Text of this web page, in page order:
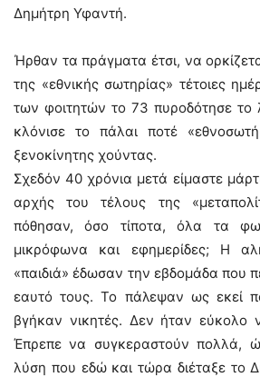
Δημήτρη Υφαντή.
Ήρθαν τα πράγματα έτσι, να
της «εθνικής σωτηρίας» τέτοιες
των φοιτητών το 73 πυροδότησε το
κλόνισε το πάλαι ποτέ
ξενοκίνητης χούντας.
Σχεδόν 40 χρόνια μετά είμαστε
αρχής του τέλους της
πόθησαν, όσο τίποτα, όλα τα
μικρόφωνα και εφημερίδες; Η
«παιδιά» έδωσαν την εβδομάδα που
εαυτό τους. Το πάλεψαν ως εκεί
βγήκαν νικητές. Δεν ήταν εύκολο
Έπρεπε να συγκεραστούν πολλά,
λύση που εδώ και τώρα διέταξε το